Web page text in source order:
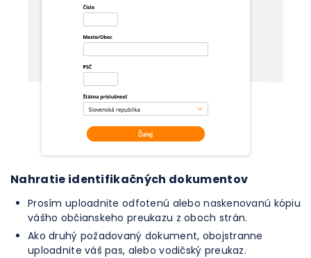
Nahratie identifikačných dokumentov
Prosím uploadnite odfotenú alebo naskenovanú kópiu
vášho občianskeho preukazu z oboch strán.
Ako druhý požadovaný dokument, obojstranne
uploadnite váš pas, alebo vodičský preukaz.